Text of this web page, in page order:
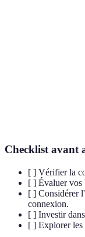
Checklist avant
[ ] Vérifier la
[ ] Évaluer vos
[ ] Considérer
connexion.
[ ] Investir
[ ] Explorer les